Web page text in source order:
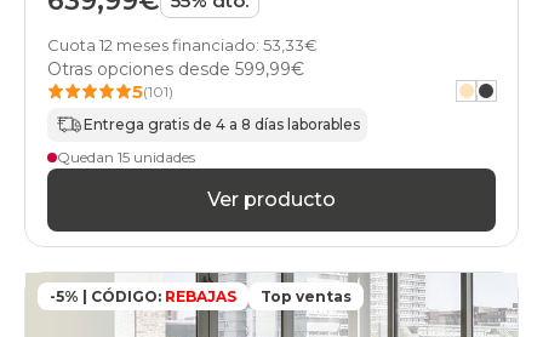
Cuota 12 meses financiado: 53,33€
Otras opciones desde 599,99€
5(101)
Entrega gratis de 4 a 8 días laborables
Quedan 15 unidades
Ver producto
-5% | CÓDIGO: REBAJAS Top ventas